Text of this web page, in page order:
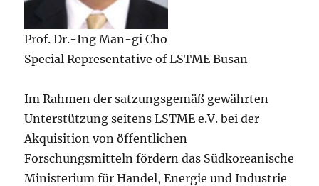
Prof. Dr.-Ing Man-gi Cho
Special Representative of LSTME Busan
Im Rahmen der satzungsgemäß gewährten
Unterstützung seitens LSTME e.V. bei der
Akquisition von öffentlichen
Forschungsmitteln fördern das Südkoreanische
Ministerium für Handel, Energie und Industrie